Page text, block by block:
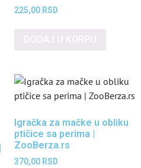
225,00 RSD
Igračka za mačke u obliku
ptičice sa perima |
ZooBerza.rs
370,00 RSD